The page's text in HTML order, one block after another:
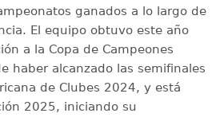
ganados a lo largo de
El equipo obtuvo este año
a la Copa de Campeones
haber alcanzado las semifinales
de Clubes 2024, y está
2025, iniciando su